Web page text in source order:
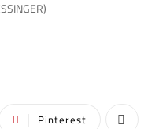
Pinterest